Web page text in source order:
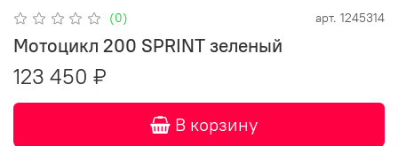
(0) арт. 1245314
Мотоцикл 200 SPRINT зеленый
123 450 ₽
В корзину